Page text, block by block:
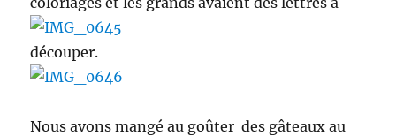
découper.
Nous avons mangé au goûter des gâteaux au